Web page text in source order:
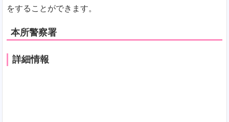
をすることができます。
本所警察署
詳細情報